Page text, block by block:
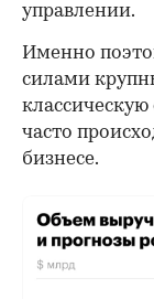
управлении.
Именно
силами
часто
бизнесе.